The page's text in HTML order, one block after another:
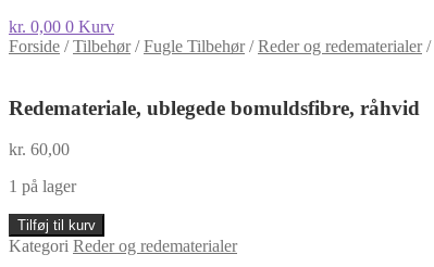
kr. 0,00 0 Kurv
Forside /Tilbehør/Fugle Tilbehør/Reder og redematerialer/
Redemateriale, ublegede bomuldsfibre, råhvid
kr. 60,00
1 på lager
Redemateriale,
ublegede
bomuldsfibre,
Tilføj til kurv
Kategori Reder og redematerialer